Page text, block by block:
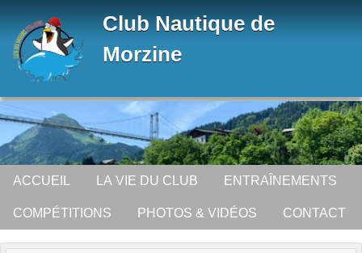
Club Nautique de
Morzine
ACCUEIL LA VIE DU CLUB ENTRAÎNEMENTS
COMPÉTITIONS PHOTOS & VIDÉOS CONTACT